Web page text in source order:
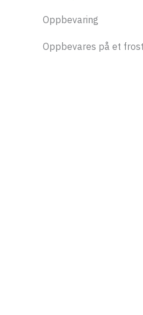
Oppbevaring
Oppbevares på et